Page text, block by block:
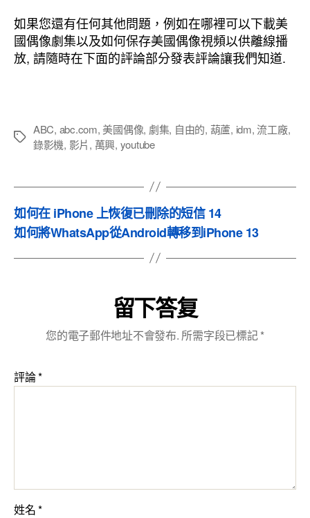
如果您還有任何其他問題，例如在哪裡可以下載美
國偶像劇集以及如何保存美國偶像視頻以供離線播
放, 請隨時在下面的評論部分發表評論讓我們知道.
ABC, abc.com,美國偶像, 劇集, 自由的, 葫蘆, idm,流工廠,
錄影機, 影片, 萬興, youtube
如何在 iPhone 上恢復已刪除的短信 14
如何將WhatsApp從Android轉移到iPhone 13
留下答复
您的電子郵件地址不會發布. 所需字段已標記*
評論*
姓名*